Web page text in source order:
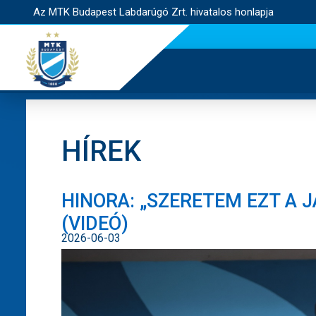
Az MTK Budapest Labdarúgó Zrt. hivatalos honlapja
HÍREK
HINORA: „SZERETEM EZT A
(VIDEÓ)
2026-06-03